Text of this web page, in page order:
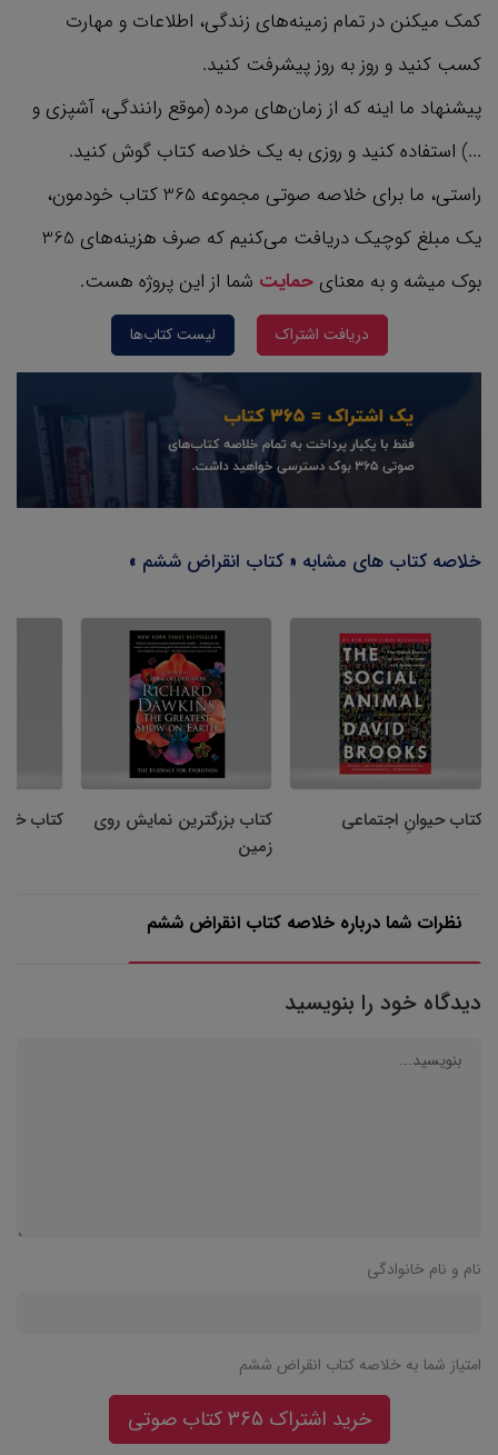
کمک میکنن در تمام زمینه‌های زندگی، اطلاعات و مهارت
کسب کنید و روز به روز پیشرفت کنید.
پیشنهاد ما اینه که از زمان‌های مرده (موقع رانندگی، آشپزی و
...) استفاده کنید و روزی به یک خلاصه کتاب گوش کنید.
راستی، ما برای خلاصه صوتی مجموعه 365 کتاب‌ خودمون،
یک مبلغ کوچیک دریافت می‌کنیم که صرف هزینه‌های 365
بوک میشه و به معنای حمایت شما از این پروژه هست.
دریافت اشتراک لیست کتاب‌ها
خرید اشتراک 365 کتاب صوتی
خلاصه کتاب های مشابه « کتاب انقراض ششم »
کتاب حیوانِ اجتماعی
کتاب بزرگترین نمایش روی
زمین
کتاب
نظرات شما درباره خلاصه کتاب انقراض ششم
دیدگاه خود را بنویسید
نام و نام خانوادگی
امتیاز شما به خلاصه کتاب انقراض ششم